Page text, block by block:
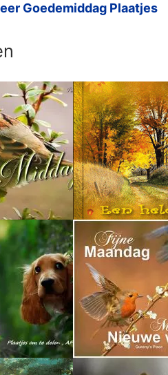
Goedemiddag Plaatjes